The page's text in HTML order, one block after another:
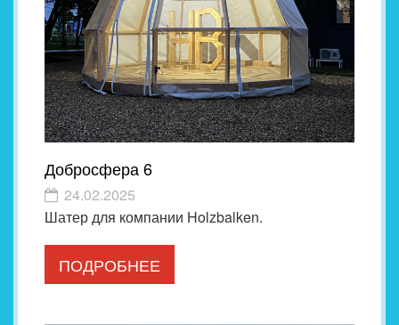
Добросфера 6
24.02.2025
Шатер для компании Holzbalken.
ПОДРОБНЕЕ